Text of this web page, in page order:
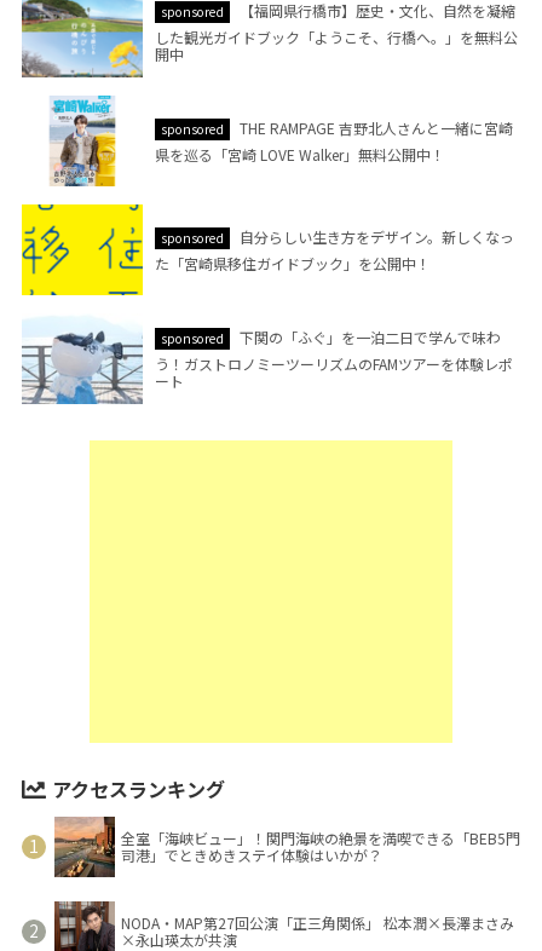
sponsored
【福岡県行橋市】歴史・文化、自然を凝縮
した観光ガイドブック「ようこそ、行橋へ。」を無料公
開中
sponsored
THE RAMPAGE 吉野北人さんと一緒に宮崎
県を巡る「宮崎 LOVE Walker」無料公開中！
sponsored
自分らしい生き方をデザイン。新しくなっ
た「宮崎県移住ガイドブック」を公開中！
sponsored
下関の「ふぐ」を一泊二日で学んで味わ
う！ガストロノミーツーリズムのFAMツアーを体験レポ
ート
アクセスランキング
全室「海峡ビュー」！関門海峡の絶景を満喫できる「BEB5門
司港」でときめきステイ体験はいかが？
NODA・MAP第27回公演「正三角関係」 松本潤×長澤まさみ
×永山瑛太が共演